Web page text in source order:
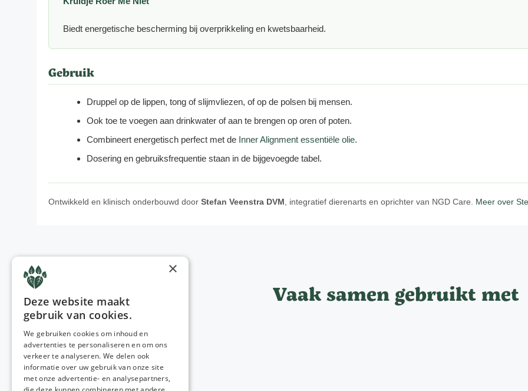
Biedt energetische bescherming bij overprikkeling en kwetsbaarheid.
Gebruik
Druppel op de lippen, tong of slijmvliezen, of op de polsen bij mensen.
Ook toe te voegen aan drinkwater of aan te brengen op oren of poten.
Combineert energetisch perfect met de Inner Alignment essentiële olie.
Dosering en gebruiksfrequentie staan in de bijgevoegde tabel.
Ontwikkeld en klinisch onderbouwd door Stefan Veenstra DVM , integratief dierenarts en oprichter van NGD Care. Meer over
Vaak samen gebruikt met
×
Deze website maakt
gebruik van cookies.
We gebruiken cookies om inhoud en
advertenties te personaliseren en om ons
verkeer te analyseren. We delen ook
informatie over uw gebruik van onze site
met onze advertentie- en analysepartners,